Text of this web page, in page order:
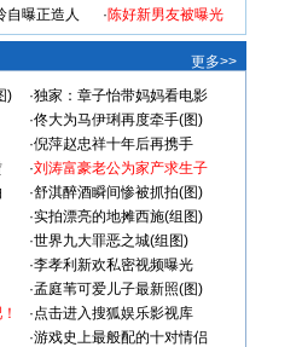
自曝正造人
·陈好新男友被曝光
更多>>
) ·独家：章子怡带妈妈看电影
·佟大为马伊琍再度牵手(图)
·倪萍赵忠祥十年后再携手
·刘涛富豪老公为家产求生子
·舒淇醉酒瞬间惨被抓拍(图)
·实拍漂亮的地摊西施(组图)
·世界九大罪恶之城(组图)
·李孝利新欢私密视频曝光
·孟庭苇可爱儿子最新照(图)
·点击进入搜狐娱乐影视库
·游戏史上最般配的十对情侣